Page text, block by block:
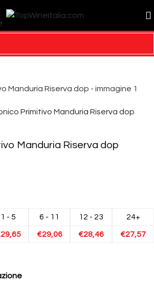
Primitivo Manduria Riserva dop
Manduria Riserva dop
1 - 5 6 - 11 12 - 23 24+
29,65 €29,06 €28,46 €27,57